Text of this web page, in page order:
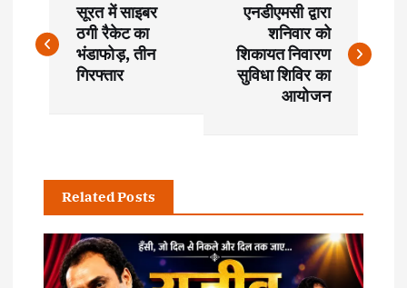
o
n
a
v
सूरत में साइबर
ठगी रैकेट का
भंडाफोड़, तीन
गिरफ्तार
एनडीएमसी द्वारा
शनिवार को
शिकायत निवारण
सुविधा शिविर का
आयोजन
Related Posts